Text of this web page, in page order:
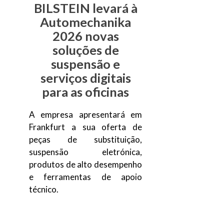
BILSTEIN levará à
Automechanika
2026 novas
soluções de
suspensão e
serviços digitais
para as oficinas
A empresa apresentará em
Frankfurt a sua oferta de
peças de substituição,
suspensão eletrónica,
produtos de alto desempenho
e ferramentas de apoio
técnico.